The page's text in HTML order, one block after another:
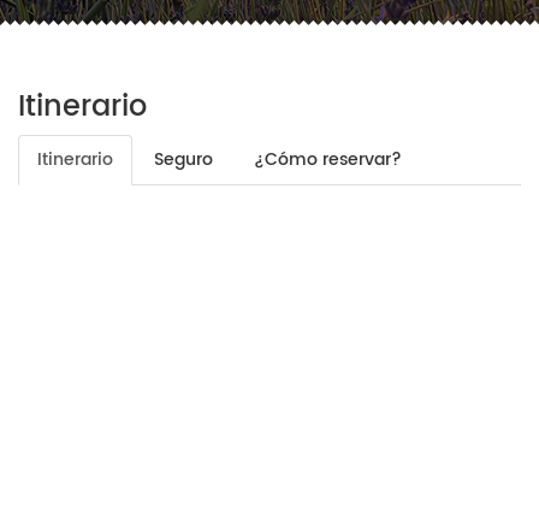
Itinerario
Itinerario Seguro ¿Cómo reservar?